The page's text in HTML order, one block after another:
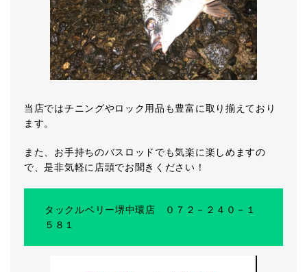
当店ではチニングやロック用品も豊富に取り揃えており
ます。
また、お手持ちのバスロッドでも気楽に楽しめますの
で、是非気軽に店頭でお聞きください！
タックルベリー堺中環店 ０７２－２４０－１
５８１